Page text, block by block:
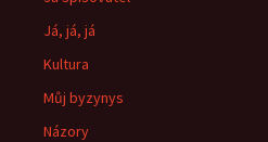
Já, já, já
Kultura
Můj byzynys
Názory